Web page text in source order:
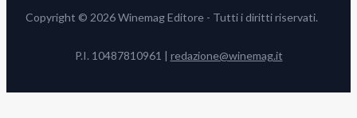
Copyright © 2026 Winemag Editore - Tutti i diritti riservati.
P.I. 10487810961 | redazione@winemag.it